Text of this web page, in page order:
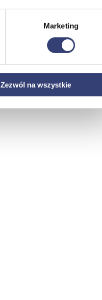
Marketing
Zezwól na wszystkie